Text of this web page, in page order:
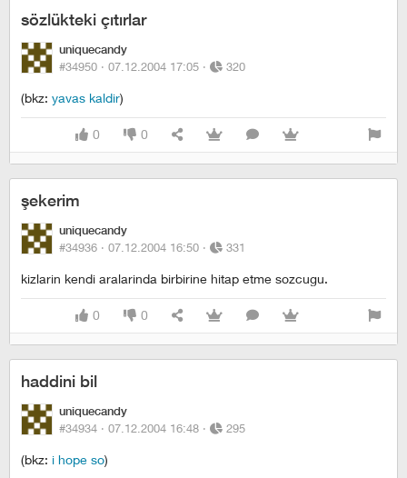
sözlükteki çıtırlar
uniquecandy
#34950 · 07.12.2004 17:05 · 320
(bkz: yavas kaldir)
0 0
şekerim
uniquecandy
#34936 · 07.12.2004 16:50 · 331
kizlarin kendi aralarinda birbirine hitap etme sozcugu.
0 0
haddini bil
uniquecandy
#34934 · 07.12.2004 16:48 · 295
(bkz: i hope so)